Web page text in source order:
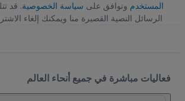
المستخدم وتوافق على سياسة الخصوصية. قد
الرسائل النصية القصيرة منا ويمكنك إلغاء
فعاليات مباشرة في جميع أنحاء العالم